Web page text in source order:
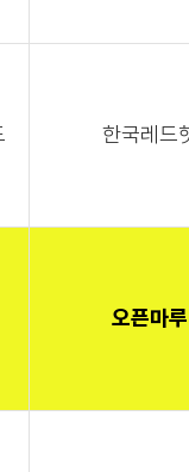
한국레드
오픈마루